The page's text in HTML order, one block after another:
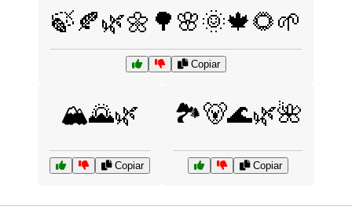
🍃🍂🌿🌼🌳🌸🌞🍁🌻🌱
Copiar
🏔️🌄🌿
Copiar
🏞️🐻🌊🌿🌺
Copiar